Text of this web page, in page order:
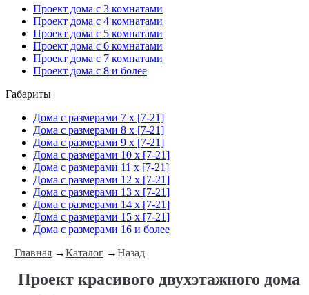
Проект дома с 3 комнатами
Проект дома с 4 комнатами
Проект дома с 5 комнатами
Проект дома с 6 комнатами
Проект дома с 7 комнатами
Проект дома с 8 и более
Габариты
Дома с размерами 7 x [7-21]
Дома с размерами 8 x [7-21]
Дома с размерами 9 x [7-21]
Дома с размерами 10 x [7-21]
Дома с размерами 11 x [7-21]
Дома с размерами 12 x [7-21]
Дома с размерами 13 x [7-21]
Дома с размерами 14 x [7-21]
Дома с размерами 15 x [7-21]
Дома с размерами 16 и более
Главная→Каталог→Назад
Проект красивого двухэтажного дома